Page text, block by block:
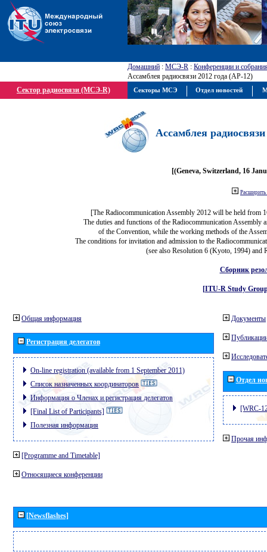
Домашний : МСЭ-R : Конференции и
Ассамблея радиосвязи 2012 года (АР-12)
Сектор радиосвязи (МСЭ-R)
Ассамблея
[(Geneva, Switzerland, 16
Расширить
[The Radiocommunication Assembly 2012 will be held from
The duties and functions of the Radiocommunication
of the Convention, while the working methods of the
The conditions for invitation and admission to the
(see also Resolution 6 (Kyoto, 1994) and
Сборник
[ITU-R Study
Общая информация
Регистрация делегатов
On-line registration (available from 1 September 2011)
Список назначенных координаторов
Информация о Членах и регистрация делегатов
[Final List of Participants]
Полезная информация
[Programme and Timetable]
Относящиеся конференции
Документы
Отдел
[WRC-
Прочая
[Newsflashes]
Секторы МСЭ Отдел новостей